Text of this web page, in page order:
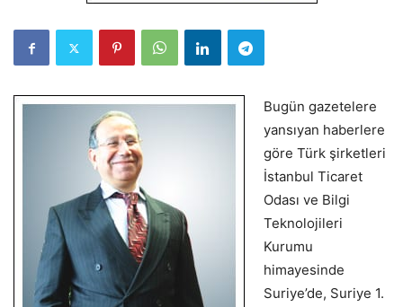
Bugün gazetelere
yansıyan haberlere
göre Türk şirketleri
İstanbul Ticaret
Odası ve Bilgi
Teknolojileri
Kurumu
himayesinde
Suriye’de, Suriye 1.